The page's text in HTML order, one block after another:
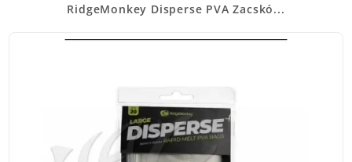
RidgeMonkey Disperse PVA Zacskó...